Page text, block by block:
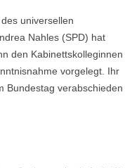
universellen
Nahles (SPD) hat
den Kabinettskolleginnen
vorgelegt. Ihr
Bundestag verabschieden